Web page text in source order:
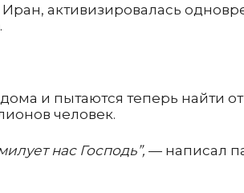
активизировалась
и пытаются теперь найти
человек.
нас Господь”, — написал